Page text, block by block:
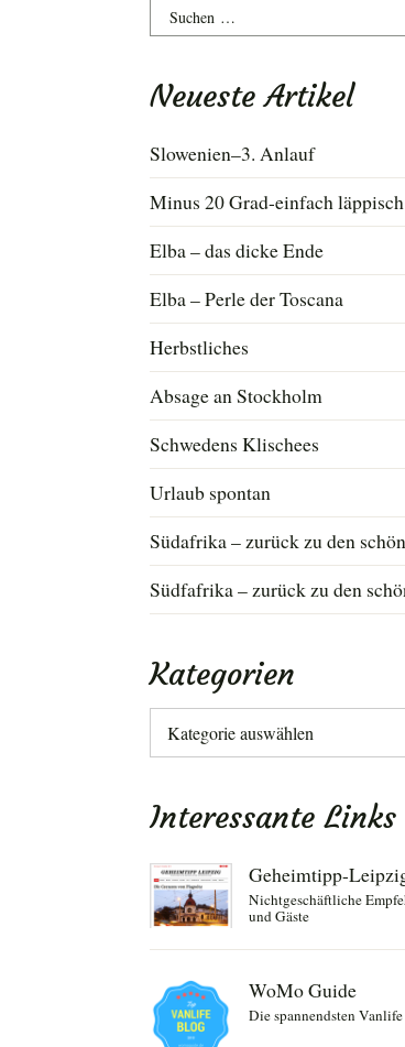
Suchen
nach:
Neueste Artikel
Slowenien–3. Anlauf
Minus 20 Grad-einfach läppisch
Elba – das dicke Ende
Elba – Perle der Toscana
Herbstliches
Absage an Stockholm
Schwedens Klischees
Urlaub spontan
Südafrika – zurück zu den
Südfafrika – zurück zu den
Kategorien
Kategorien
Interessante Links
Geheimtipp-
Nichtgeschäftliche
und Gäste
WoMo Guide
Die spannendsten